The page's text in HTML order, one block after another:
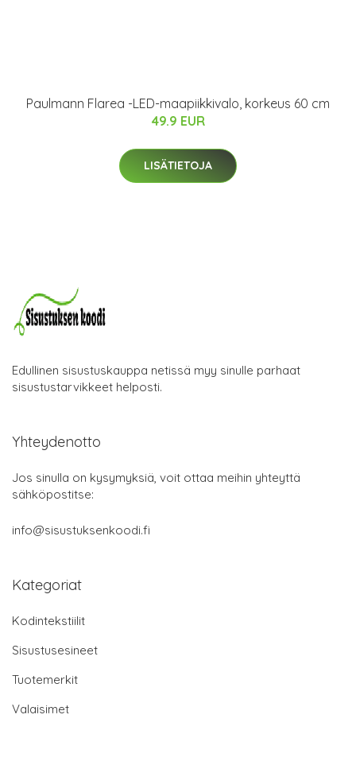
Paulmann Flarea -LED-maapiikkivalo, korkeus 60 cm
49.9 EUR
LISÄTIETOJA
Edullinen sisustuskauppa netissä myy sinulle parhaat
sisustustarvikkeet helposti.
Yhteydenotto
Jos sinulla on kysymyksiä, voit ottaa meihin yhteyttä
sähköpostitse:
info@sisustuksenkoodi.fi
Kategoriat
Kodintekstiilit
Sisustusesineet
Tuotemerkit
Valaisimet